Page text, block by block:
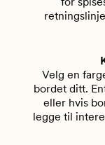
Velg en
bordet ditt.
eller hvis
legge til